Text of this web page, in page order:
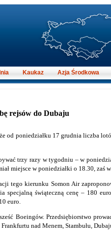
rejsów do Dubaju
od poniedziałku 17 grudnia liczba
trzy razy w tygodniu – w
miejsce w poniedziałki o 18.30, zaś
tego kierunku Somon Air
specjalną świąteczną cenę – 180
euro.
Boeingów. Przedsiębiorstwo
nad Menem, Stambułu,
Kaukaz Azja Środkowa